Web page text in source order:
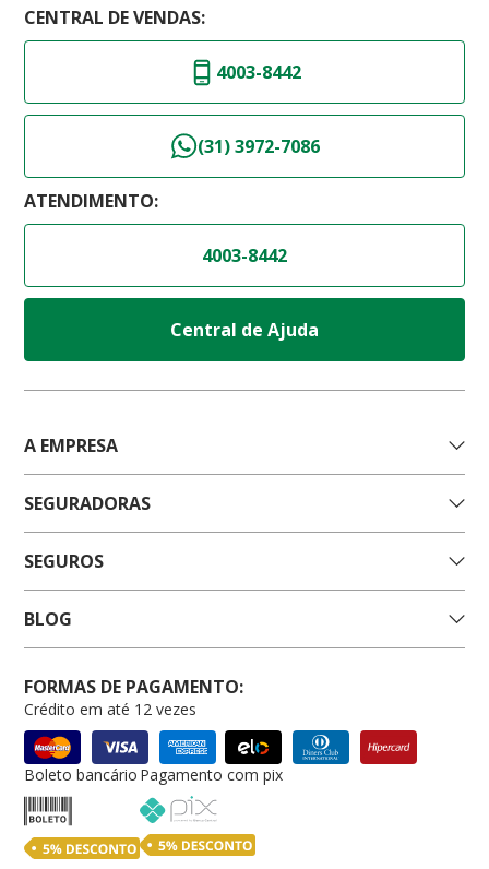
CENTRAL DE VENDAS:
4003-8442
(31) 3972-7086
ATENDIMENTO:
4003-8442
Central de Ajuda
A EMPRESA
SEGURADORAS
SEGUROS
BLOG
FORMAS DE PAGAMENTO:
Crédito em até 12 vezes
Boleto bancário Pagamento com pix